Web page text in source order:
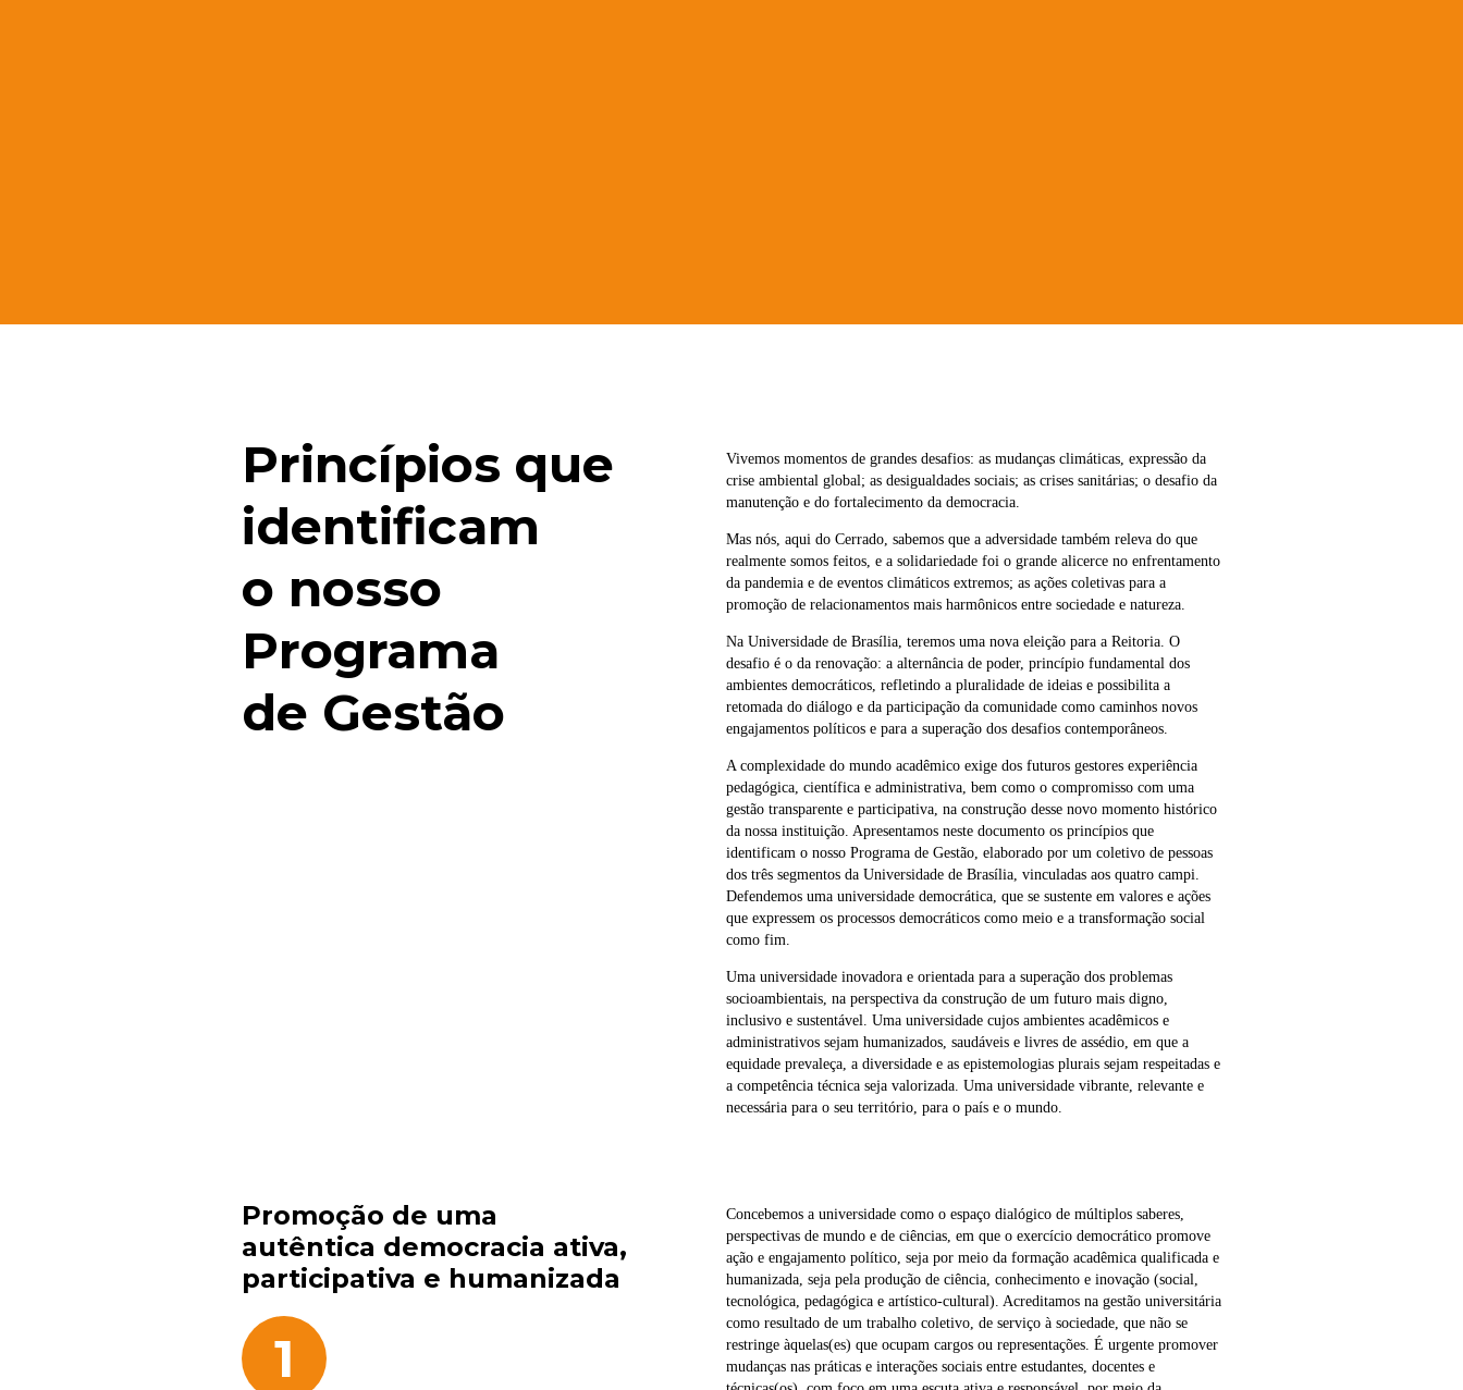
Princípios que
identificam
o nosso
Programa
de Gestão
Vivemos momentos de grandes desafios: as mudanças climáticas, expressão da
crise ambiental global; as desigualdades sociais; as crises sanitárias; o desafio da
manutenção e do fortalecimento da democracia.
Mas nós, aqui do Cerrado, sabemos que a adversidade também releva do que
realmente somos feitos, e a solidariedade foi o grande alicerce no enfrentamento
da pandemia e de eventos climáticos extremos; as ações coletivas para a
promoção de relacionamentos mais harmônicos entre sociedade e natureza.
Na Universidade de Brasília, teremos uma nova eleição para a Reitoria. O
desafio é o da renovação: a alternância de poder, princípio fundamental dos
ambientes democráticos, refletindo a pluralidade de ideias e possibilita a
retomada do diálogo e da participação da comunidade como caminhos novos
engajamentos políticos e para a superação dos desafios contemporâneos.
A complexidade do mundo acadêmico exige dos futuros gestores experiência
pedagógica, científica e administrativa, bem como o compromisso com uma
gestão transparente e participativa, na construção desse novo momento histórico
da nossa instituição. Apresentamos neste documento os princípios que
identificam o nosso Programa de Gestão, elaborado por um coletivo de pessoas
dos três segmentos da Universidade de Brasília, vinculadas aos quatro campi.
Defendemos uma universidade democrática, que se sustente em valores e ações
que expressem os processos democráticos como meio e a transformação social
como fim.
Uma universidade inovadora e orientada para a superação dos problemas
socioambientais, na perspectiva da construção de um futuro mais digno,
inclusivo e sustentável. Uma universidade cujos ambientes acadêmicos e
administrativos sejam humanizados, saudáveis e livres de assédio, em que a
equidade prevaleça, a diversidade e as epistemologias plurais sejam respeitadas e
a competência técnica seja valorizada. Uma universidade vibrante, relevante e
necessária para o seu território, para o país e o mundo.
Promoção de uma
autêntica democracia ativa,
participativa e humanizada
1
Concebemos a universidade como o espaço dialógico de múltiplos saberes,
perspectivas de mundo e de ciências, em que o exercício democrático promove
ação e engajamento político, seja por meio da formação acadêmica qualificada e
humanizada, seja pela produção de ciência, conhecimento e inovação (social,
tecnológica, pedagógica e artístico-cultural). Acreditamos na gestão universitária
como resultado de um trabalho coletivo, de serviço à sociedade, que não se
restringe àquelas(es) que ocupam cargos ou representações. É urgente promover
mudanças nas práticas e interações sociais entre estudantes, docentes e